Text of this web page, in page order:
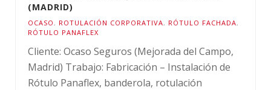
(MADRID)
OCASO , ROTULACIÓN CORPORATIVA, RÓTULO FACHADA,
RÓTULO PANAFLEX
Cliente: Ocaso Seguros (Mejorada del Campo,
Madrid) Trabajo: Fabricación – Instalación de
Rótulo Panaflex, banderola, rotulación